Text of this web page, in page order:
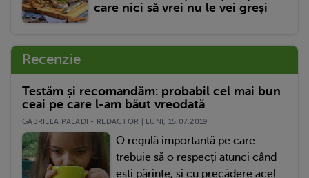
care nici să vrei nu le vei greși
Recenzie
Testăm și recomandăm: probabil cel mai bun
ceai pe care l-am băut vreodată
GABRIELA PALADI - REDACTOR | LUNI, 15.07.2019
O regulă importantă pe care
trebuie să o respecți atunci când
ești părinte, și cu precădere acel